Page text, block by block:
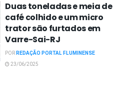
Duas toneladas e meia de
café colhido e um micro
trator são furtados em
Varre-Sai-RJ
PORREDAÇÃO PORTAL FLUMINENSE
23/06/2025